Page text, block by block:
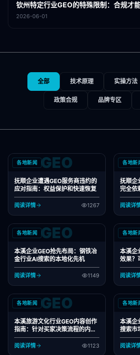
钦州特定行业GEO的特殊限制：合规才
2026-06-01
全部 技术原理 实操方法
政策合规 品牌专区
各地新闻 GEO
抚顺企业遭遇GEO服务商违约的
应对指南：权益保护和快速恢复
阅读详情 1267
各地新
抚顺企
完全依
阅读详
各地新闻 GEO
本溪企业GEO抢先布局：钢铁冶
金行业AI搜索的本地化先机
阅读详情 1149
各地新
本溪企
效果？
阅读详
各地新闻 GEO
本溪旅游文化行业GEO内容创作
指南：针对买家决策流程的内容
设计
阅读详情 1123
各地新
本溪企
搜索市
阅读详